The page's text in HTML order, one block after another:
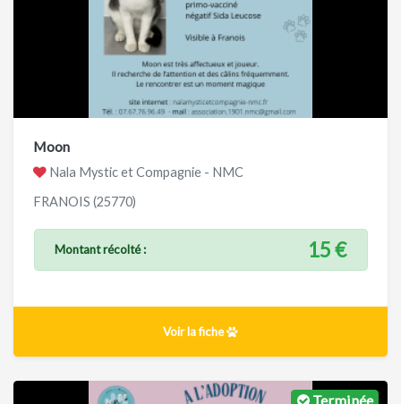
Moon
Nala Mystic et Compagnie - NMC
FRANOIS (25770)
Montant récolté : 15 €
Voir la fiche
Terminée